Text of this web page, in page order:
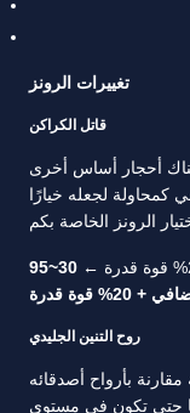
تغييرات الرونز
قاتل الكراكن
أحجار أساس أخرى
كمحاولة لجعله خيارًا
30~95
روح التنين الجليدي
مقارنة بأرواح أصدقائه
حتى تكون في مستوى